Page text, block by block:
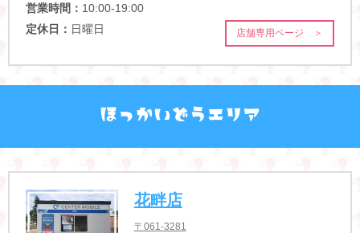
営業時間： 10:00-19:00
定休日： 日曜日 店舗専用ページ ＞
花畔店
〒061-3281